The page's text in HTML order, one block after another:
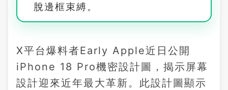
脫邊框束縛。
X平台爆料者Early Apple近日公開
iPhone 18 Pro機密設計圖，揭示屏幕
設計迎來近年最大革新。此設計圖顯示